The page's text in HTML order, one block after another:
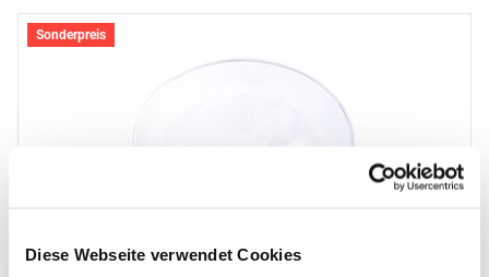
Diese Webseite verwendet Cookies
Zubehör überspringen
Sonderpreis